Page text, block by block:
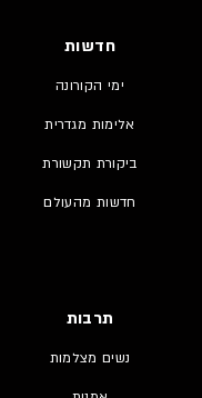
חדשות
ימי הקורונה
אלימות מגדרית
ביקורת תקשורת
חדשות מהעולם
תרבות
נשים מצלמות